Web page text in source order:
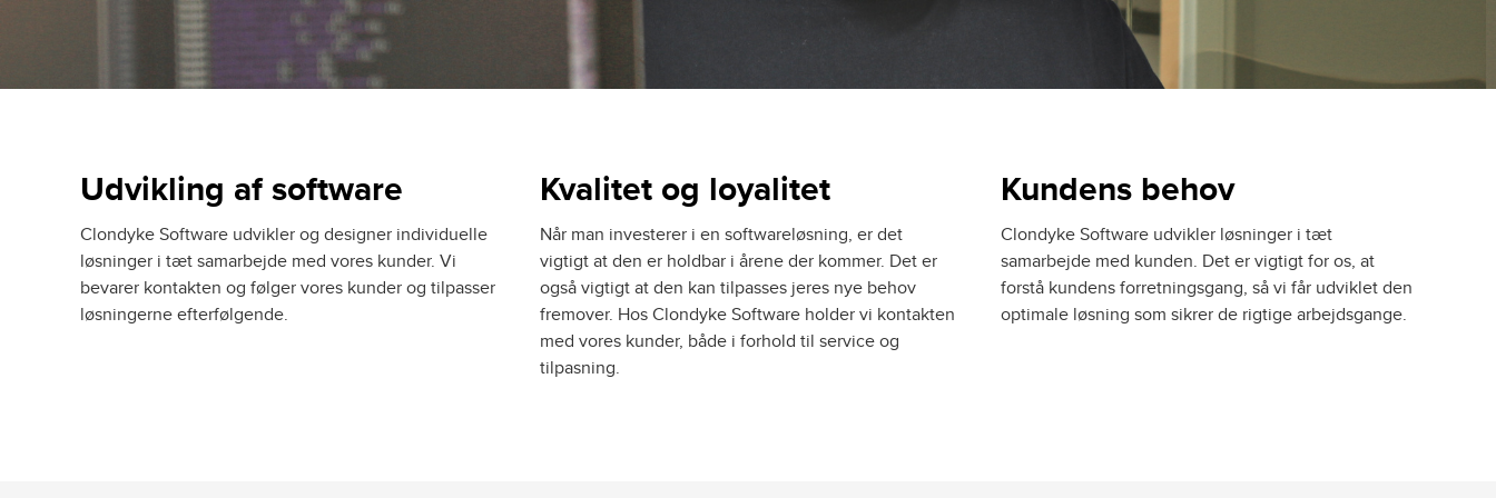
Udvikling af software
Clondyke Software udvikler og designer individuelle
løsninger i tæt samarbejde med vores kunder. Vi
bevarer kontakten og følger vores kunder og tilpasser
løsningerne efterfølgende.
Kvalitet og loyalitet
Når man investerer i en softwareløsning, er det
vigtigt at den er holdbar i årene der kommer. Det er
også vigtigt at den kan tilpasses jeres nye behov
fremover. Hos Clondyke Software holder vi kontakten
med vores kunder, både i forhold til service og
tilpasning.
Kundens behov
Clondyke Software udvikler løsninger i tæt
samarbejde med kunden. Det er vigtigt for os, at
forstå kundens forretningsgang, så vi får udviklet den
optimale løsning som sikrer de rigtige arbejdsgange.